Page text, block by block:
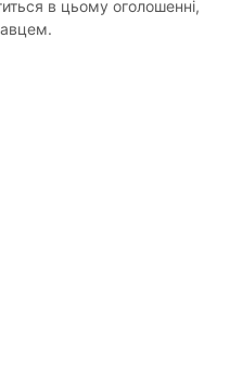
в цьому оголошенні,